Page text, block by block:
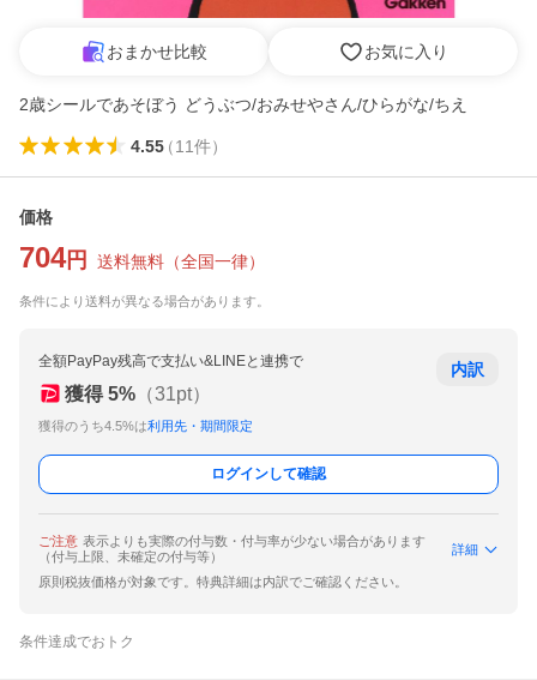
おまかせ比較 お気に入り
2歳シールであそぼう どうぶつ/おみせやさん/ひらがな/ちえ
4.55（11件）
価格
704円 送料無料 （全国一律）
条件により送料が異なる場合があります。
全額PayPay残高で支払い&LINEと連携で
獲得 5% （31pt）
獲得のうち4.5%は利用先・期間限定
内訳
ログインして確認
ご注意 表示よりも実際の付与数・付与率が少ない場合があります
（付与上限、未確定の付与等）
詳細
原則税抜価格が対象です。特典詳細は内訳でご確認ください。
条件達成でおトク